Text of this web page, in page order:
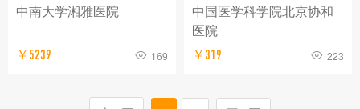
中南大学湘雅医院
￥5239 169
中国医学科学院北京协和
医院
￥319 223